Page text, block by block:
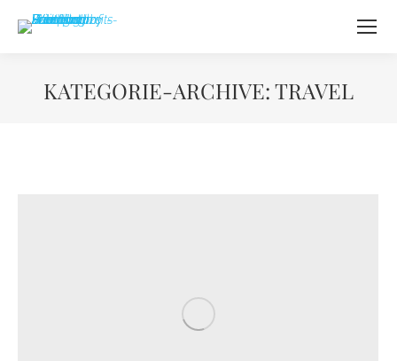
KATEGORIE-ARCHIVE:TRAVEL